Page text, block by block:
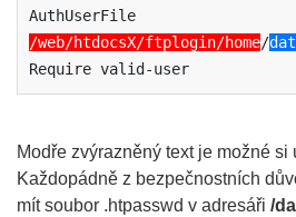
/web/htdocsX/ftplogin/home/
Require valid-user
Modře zvýrazněný text je možné si
Každopádně z bezpečnostních
mít soubor .htpasswd v adresáři /